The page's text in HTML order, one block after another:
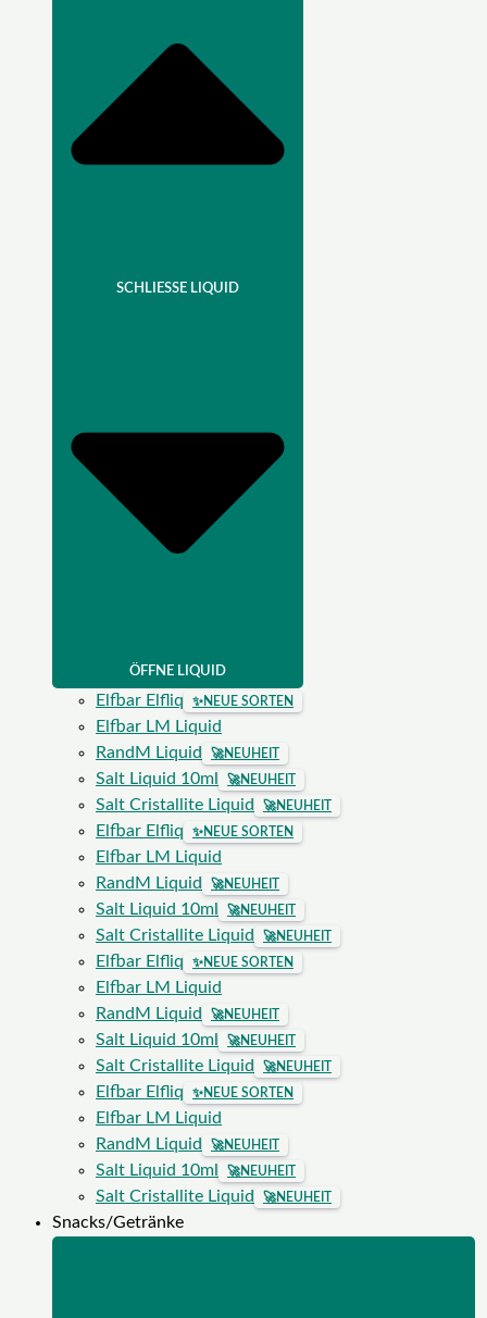
SCHLIESSE LIQUID
ÖFFNE LIQUID
Elfbar Elfliq ✨NEUE SORTEN
Elfbar LM Liquid
RandM Liquid
🚀NEUHEIT
Salt Liquid 10ml 🚀NEUHEIT
Salt Cristallite Liquid 🚀NEUHEIT
Elfbar Elfliq ✨NEUE SORTEN
Elfbar LM Liquid
RandM Liquid
🚀NEUHEIT
Salt Liquid 10ml 🚀NEUHEIT
Salt Cristallite Liquid 🚀NEUHEIT
Elfbar Elfliq ✨NEUE SORTEN
Elfbar LM Liquid
RandM Liquid
🚀NEUHEIT
Salt Liquid 10ml 🚀NEUHEIT
Salt Cristallite Liquid 🚀NEUHEIT
Elfbar Elfliq ✨NEUE SORTEN
Elfbar LM Liquid
RandM Liquid
🚀NEUHEIT
Salt Liquid 10ml 🚀NEUHEIT
Salt Cristallite Liquid 🚀NEUHEIT
Snacks/Getränke